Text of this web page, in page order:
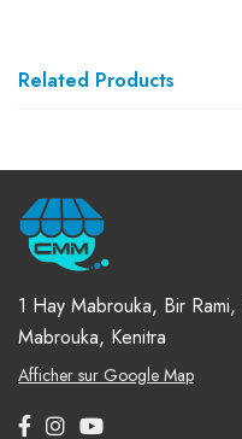
Related Products
1 Hay Mabrouka, Bir
Mabrouka, Kenitra
Afficher sur Google Map